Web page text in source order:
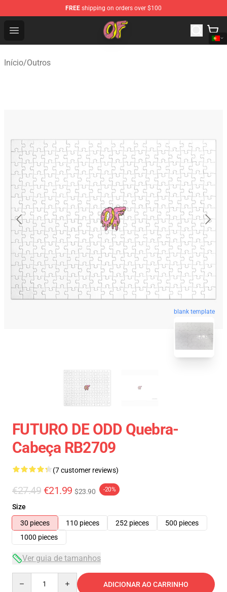
FREE shipping on orders over $100
Open menu
Odd Future Shop - Official Odd Future Merchandise Store
Início/Outros
blank template
FUTURO DE ODD Quebra-
Cabeça RB2709
(7 customer reviews)
€27.49 €21.99 $23.90 -20%
Size
30 pieces
110 pieces 252 pieces
500 pieces
1000 pieces
Ver guia de tamanhos
ADICIONAR AO CARRINHO